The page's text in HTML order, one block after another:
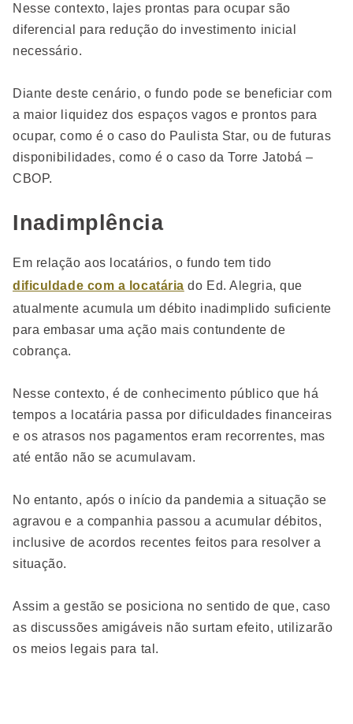
Nesse contexto, lajes prontas para ocupar são
diferencial para redução do investimento inicial
necessário.
Diante deste cenário, o fundo pode se beneficiar com
a maior liquidez dos espaços vagos e prontos para
ocupar, como é o caso do Paulista Star, ou de futuras
disponibilidades, como é o caso da Torre Jatobá –
CBOP.
Inadimplência
Em relação aos locatários, o fundo tem tido
dificuldade com a locatária do Ed. Alegria, que
atualmente acumula um débito inadimplido suficiente
para embasar uma ação mais contundente de
cobrança.
Nesse contexto, é de conhecimento público que há
tempos a locatária passa por dificuldades financeiras
e os atrasos nos pagamentos eram recorrentes, mas
até então não se acumulavam.
No entanto, após o início da pandemia a situação se
agravou e a companhia passou a acumular débitos,
inclusive de acordos recentes feitos para resolver a
situação.
Assim a gestão se posiciona no sentido de que, caso
as discussões amigáveis não surtam efeito, utilizarão
os meios legais para tal.